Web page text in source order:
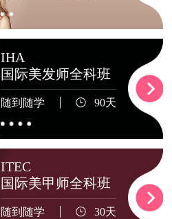
IHA
国际美发师全科班
随到随学 90天
ITEC
国际美甲师全科班
随到随学 30天